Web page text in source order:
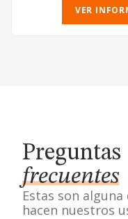
VER
Preguntas
frecuentes
Estas son
hacen nuestros